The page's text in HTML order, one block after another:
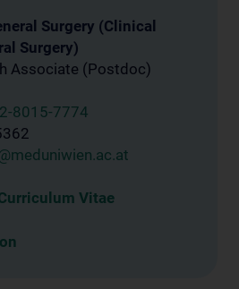
Surgery (Clinical
Surgery)
Associate (Postdoc)
8015-7774
Vitae